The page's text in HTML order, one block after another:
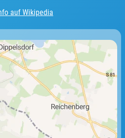
auf Wikipedia